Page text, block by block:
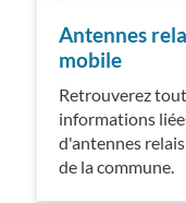
Antennes
mobile
Retrouverez
informations
d'antennes
de la commune.